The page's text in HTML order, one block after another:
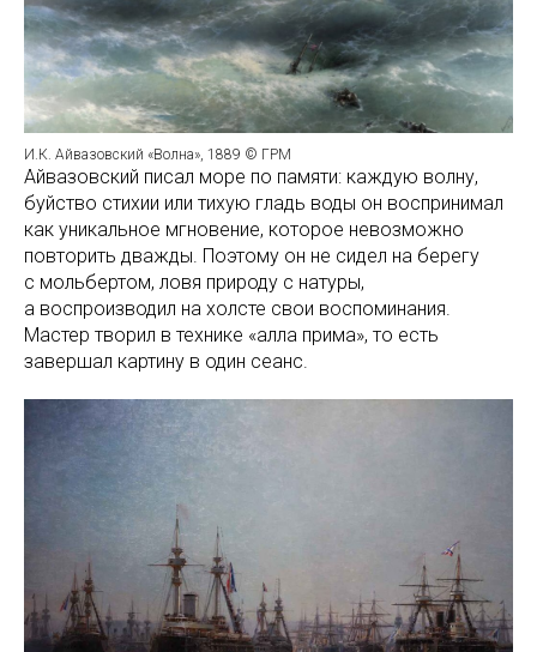
И.К. Айвазовский «Волна», 1889 © ГРМ
Айвазовский писал море по памяти: каждую волну,
буйство стихии или тихую гладь воды он воспринимал
как уникальное мгновение, которое невозможно
повторить дважды. Поэтому он не сидел на берегу
с мольбертом, ловя природу с натуры,
а воспроизводил на холсте свои воспоминания.
Мастер творил в технике «алла прима», то есть
завершал картину в один сеанс.